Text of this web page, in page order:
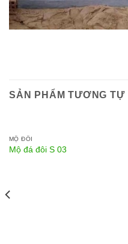
SẢN PHẨM TƯƠNG TỰ
MỘ ĐÔI
Mộ đá đôi S 03